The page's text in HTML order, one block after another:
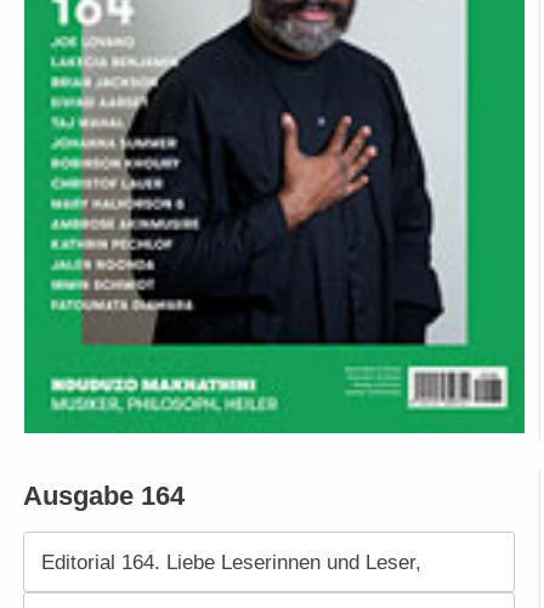
Ausgabe 164
Editorial 164. Liebe Leserinnen und Leser,